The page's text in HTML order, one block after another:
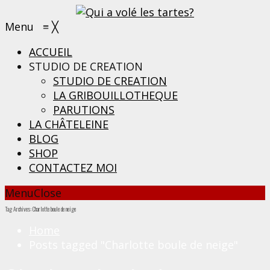
Menu ≡ ╳
ACCUEIL
STUDIO DE CREATION
STUDIO DE CREATION
LA GRIBOUILLOTHEQUE
PARUTIONS
LA CHÂTELEINE
BLOG
SHOP
CONTACTEZ MOI
MenuClose
Tag Archives: Charlotte boule de neige